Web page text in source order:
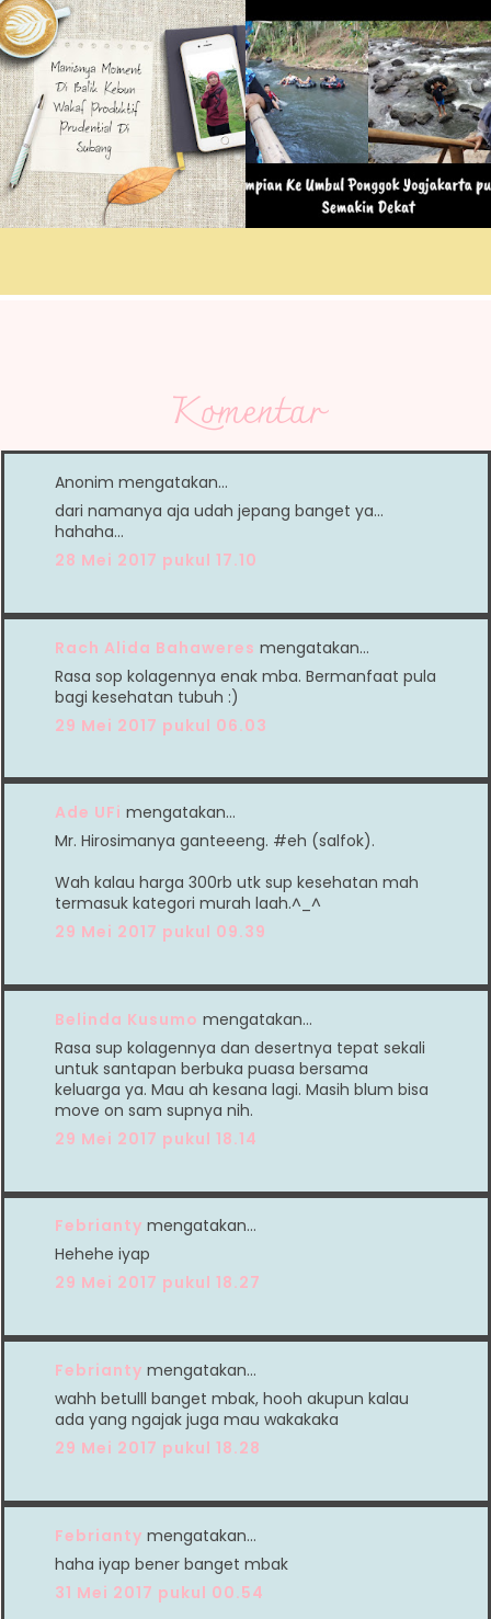
Komentar
Anonim mengatakan…
dari namanya aja udah jepang banget ya...
hahaha...
28 Mei 2017 pukul 17.10
Rach Alida Bahaweres mengatakan…
Rasa sop kolagennya enak mba. Bermanfaat pula
bagi kesehatan tubuh :)
29 Mei 2017 pukul 06.03
Ade UFi mengatakan…
Mr. Hirosimanya ganteeeng. #eh (salfok).
Wah kalau harga 300rb utk sup kesehatan mah
termasuk kategori murah laah.^_^
29 Mei 2017 pukul 09.39
Belinda Kusumo mengatakan…
Rasa sup kolagennya dan desertnya tepat sekali
untuk santapan berbuka puasa bersama
keluarga ya. Mau ah kesana lagi. Masih blum bisa
move on sam supnya nih.
29 Mei 2017 pukul 18.14
Febrianty mengatakan…
Hehehe iyap
29 Mei 2017 pukul 18.27
Febrianty mengatakan…
wahh betulll banget mbak, hooh akupun kalau
ada yang ngajak juga mau wakakaka
29 Mei 2017 pukul 18.28
Febrianty mengatakan…
haha iyap bener banget mbak
31 Mei 2017 pukul 00.54